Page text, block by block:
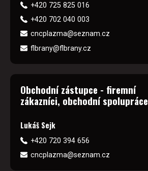
+420 725 825 016
+420 702 040 003
cncplazma@seznam.cz
flbrany@flbrany.cz
Obchodní zástupce - firemní
zákazníci, obchodní spolupráce
Lukáš Sejk
+420 720 394 656
cncplazma@seznam.cz